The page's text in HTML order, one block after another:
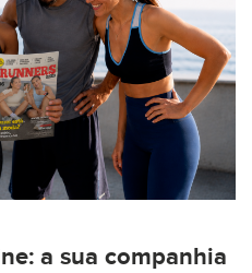
a sua companhia